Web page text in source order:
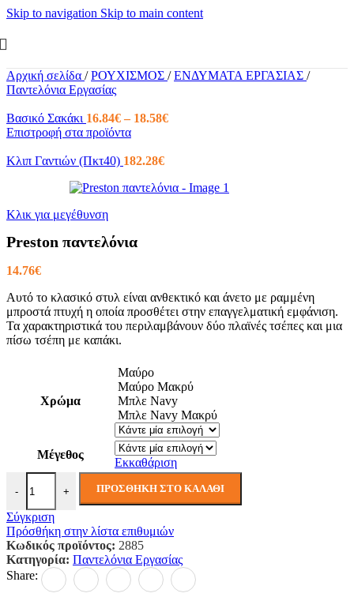
Skip to navigation Skip to main content
Αρχική σελίδα / ΡΟΥΧΙΣΜΟΣ / ΕΝΔΥΜΑΤΑ ΕΡΓΑΣΙΑΣ /
Παντελόνια Εργασίας
Βασικό Σακάκι 16.84€ – 18.58€Price
Επιστροφή στα προϊόντα
Κλιπ Γαντιών (Πκτ40) 182.28€
Κλικ για μεγέθυνση
Preston παντελόνια
14.76€
Αυτό το κλασικό στυλ είναι ανθεκτικό και άνετο με ραμμένη
μπροστά πτυχή η οποία προσθέτει στην επαγγελματική εμφάνιση.
Τα χαρακτηριστικά του περιλαμβάνουν δύο πλαϊνές τσέπες και μια
πίσω τσέπη με καπάκι.
Χρώμα
Μαύρο
Μαύρο Μακρύ
Μπλε Navy
Μπλε Navy Μακρύ
Μέγεθος
Εκκαθάριση
-
Preston παντελόνια ποσότητα
+ ΠΡΟΣΘΉΚΗ ΣΤΟ ΚΑΛΆΘΙ
Σύγκριση
Πρόσθήκη στην λίστα επιθυμιών
Κωδικός προϊόντος: 2885
Κατηγορία: Παντελόνια Εργασίας
Share: